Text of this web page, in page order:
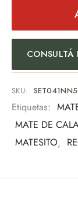
Un detalle
tiempo.
Una pieza
tradición.
Ideal para:
Regalo
Uso
Eventos
CONSULTÁ
SKU: SET041NN5
Etiquetas:
MATE DE
MATESITO,